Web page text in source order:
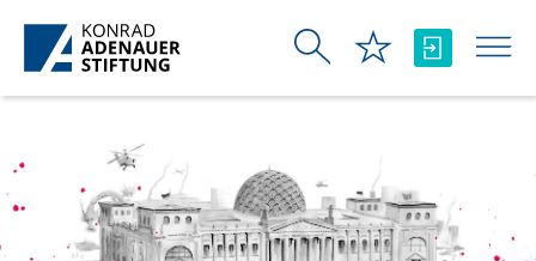
Zum Hauptinhalt springen